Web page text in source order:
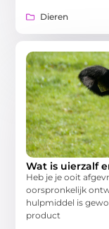
Dieren
Wat is uierzalf
Heb je je ooit
oorspronkelijk
hulpmiddel is
product